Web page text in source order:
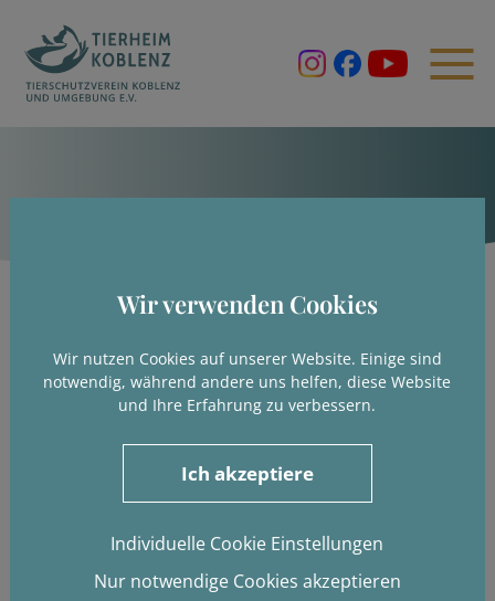
Wir verwenden Cookies
Wir nutzen Cookies auf unserer Website. Einige sind
notwendig, während andere uns helfen, diese Website
und Ihre Erfahrung zu verbessern.
Ich akzeptiere
Individuelle Cookie Einstellungen
Nur notwendige Cookies akzeptieren